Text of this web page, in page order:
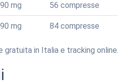
mg 56 compresse
mg 84 compresse
in Italia e tracking